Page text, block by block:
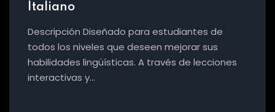
Italiano
Descripción Diseñado para estudiantes de
todos los niveles que deseen mejorar sus
habilidades lingüísticas. A través de lecciones
interactivas y…